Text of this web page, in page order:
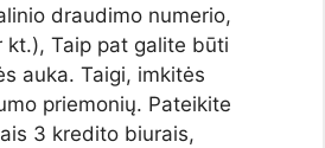
draudimo numerio,
kt.), Taip pat galite būti
auka. Taigi, imkitės
priemonių. Pateikite
3 kredito biurais,